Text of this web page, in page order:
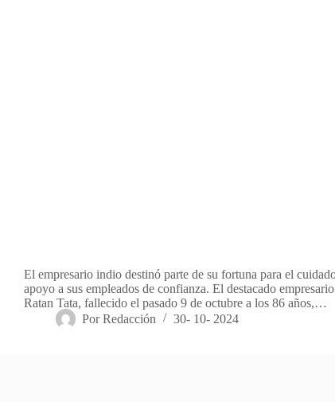
El empresario indio destinó parte de su fortuna para el
apoyo a sus empleados de confianza. El destacado
Ratan Tata, fallecido el pasado 9 de octubre a los 86 años,…
Por Redacción 30- 10- 2024